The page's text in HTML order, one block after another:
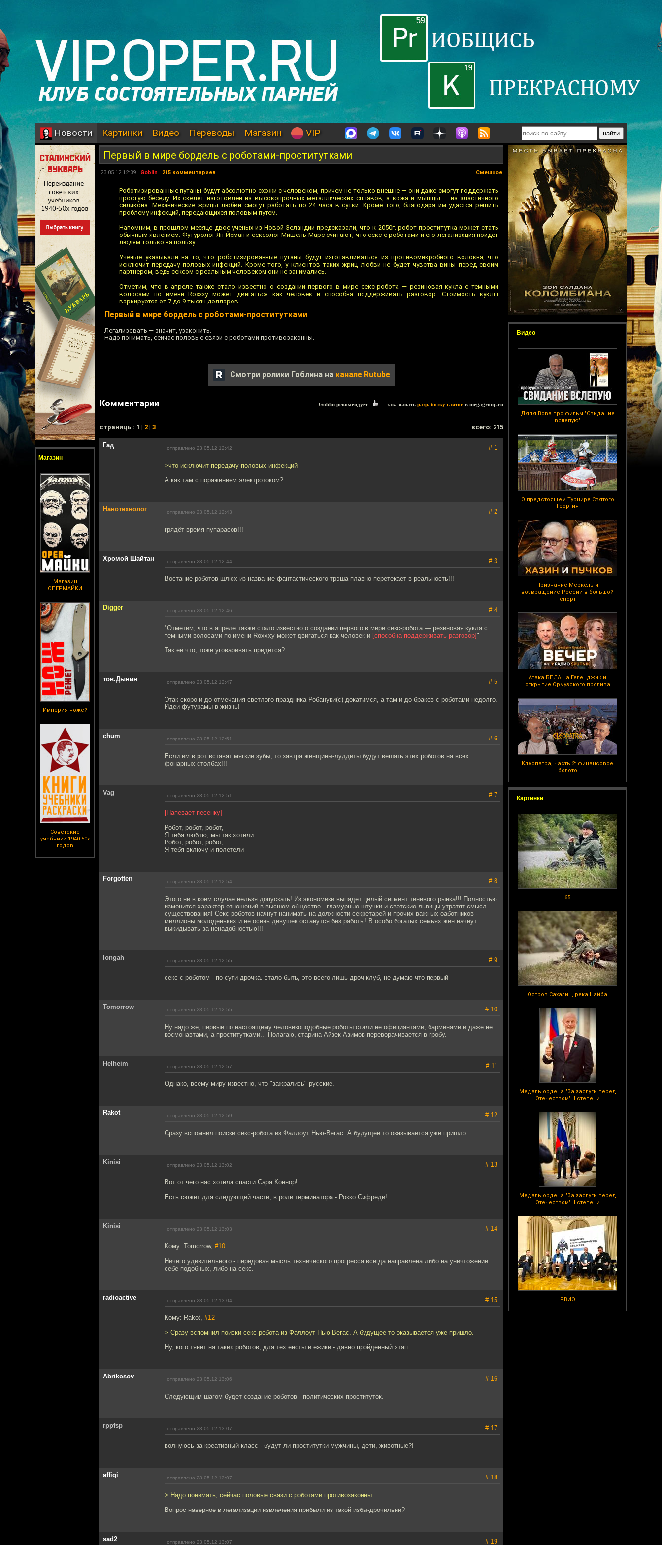
Новости Картинки Видео Переводы Магазин VIP
Магазин
Магазин
ОПЕРМАЙКИ
Империя ножей
Советские
учебники 1940-50х
годов
Видео
Дядя Вова про фильм "Свидание
вслепую"
О предстоящем Турнире Святого
Георгия
Признание Меркель и
возвращение России в большой
спорт
Атака БПЛА на Геленджик и
открытие Ормузского пролива
Клеопатра, часть 2: финансовое
болото
Картинки
65
Остров Сахалин, река Найба
Медаль ордена "За заслуги перед
Отечеством" II степени
Медаль ордена "За заслуги перед
Отечеством" II степени
РВИО
Первый в мире бордель с роботами-проститутками
23.05.12 12:39 | Goblin | 215 комментариев Смешное
Роботизированные путаны будут абсолютно схожи с человеком, причем не только внешне — они даже смогут поддержать
простую беседу. Их скелет изготовлен из высокопрочных металлических сплавов, а кожа и мышцы — из эластичного
силикона. Механические жрицы любви смогут работать по 24 часа в сутки. Кроме того, благодаря им удастся решить
проблему инфекций, передающихся половым путем.
Напомним, в прошлом месяце двое ученых из Новой Зеландии предсказали, что к 2050г. робот-проститутка может стать
обычным явлением. Футуролог Ян Йеман и сексолог Мишель Марс считают, что секс с роботами и его легализация пойдет
людям только на пользу.
Ученые указывали на то, что роботизированные путаны будут изготавливаться из противомикробного волокна, что
исключит передачу половых инфекций. Кроме того, у клиентов таких жриц любви не будет чувства вины перед своим
партнером, ведь сексом с реальным человеком они не занимались.
Отметим, что в апреле также стало известно о создании первого в мире секс-робота — резиновая кукла с темными
волосами по имени Roxxxy может двигаться как человек и способна поддерживать разговор. Стоимость куклы
варьируется от 7 до 9 тысяч долларов.
Первый в мире бордель с роботами-проститутками
Легализовать — значит, узаконить.
Надо понимать, сейчас половые связи с роботами противозаконны.
Смотри ролики Гоблина на канале Rutube
Комментарии Goblin рекомендует заказывать разработку сайтов в megagroup.ru
cтраницы: 1 | 2 | 3 всего: 215
Гад отправлено 23.05.12 12:42 # 1
>что исключит передачу половых инфекций
А как там с поражением электротоком?
Нанотехнолог отправлено 23.05.12 12:43 # 2
грядёт время пупарасов!!!
Хромой Шайтан отправлено 23.05.12 12:44 # 3
Востание роботов-шлюх из название фантастического трэша плавно перетекает в реальность!!!
Digger отправлено 23.05.12 12:46 # 4
"Отметим, что в апреле также стало известно о создании первого в мире секс-робота — резиновая кукла с
темными волосами по имени Roxxxy может двигаться как человек и [способна поддерживать разговор]"
Так её что, тоже уговаривать придётся?
тов.Дынин отправлено 23.05.12 12:47 # 5
Этак скоро и до отмечания светлого праздника Робануки(с) докатимся, а там и до браков с роботами недолго.
Идеи футурамы в жизнь!
chum отправлено 23.05.12 12:51 # 6
Если им в рот вставят мягкие зубы, то завтра женщины-луддиты будут вешать этих роботов на всех
фонарных столбах!!!
Vag отправлено 23.05.12 12:51 # 7
[Напевает песенку]
Робот, робот, робот,
Я тебя люблю, мы так хотели
Робот, робот, робот,
Я тебя включу и полетели
Forgotten отправлено 23.05.12 12:54 # 8
Этого ни в коем случае нельзя допускать! Из экономики выпадет целый сегмент теневого рынка!!! Полностью
изменится характер отношений в высшем обществе - гламурные штучки и светские львицы утратят смысл
существования! Секс-роботов начнут нанимать на должности секретарей и прочих важных оаботников -
миллионы молоденьких и не осень девушек останутся без работы! В особо богатых семьях жен начнут
выкидывать за ненадобностью!!!
longah отправлено 23.05.12 12:55 # 9
секс с роботом - по сути дрочка. стало быть, это всего лишь дроч-клуб, не думаю что первый
Tomorrow отправлено 23.05.12 12:55 # 10
Ну надо же, первые по настоящему человекоподобные роботы стали не официантами, барменами и даже не
космонавтами, а проститутками... Полагаю, старина Айзек Азимов переворачивается в гробу.
Helheim отправлено 23.05.12 12:57 # 11
Однако, всему миру известно, что "зажрались" русские.
Rakot отправлено 23.05.12 12:59 # 12
Сразу вспомнил поиски секс-робота из Фаллоут Нью-Вегас. А будущее то оказывается уже пришло.
Kinisi отправлено 23.05.12 13:02 # 13
Вот от чего нас хотела спасти Сара Коннор!
Есть сюжет для следующей части, в роли терминатора - Рокко Сифреди!
Kinisi отправлено 23.05.12 13:03 # 14
Кому: Tomorrow, #10
Ничего удивительного - передовая мысль технического прогресса всегда направлена либо на уничтожение
себе подобных, либо на секс.
radioactive отправлено 23.05.12 13:04 # 15
Кому: Rakot, #12
> Сразу вспомнил поиски секс-робота из Фаллоут Нью-Вегас. А будущее то оказывается уже пришло.
Ну, кого тянет на таких роботов, для тех еноты и ежики - давно пройденный этап.
Abrikosov отправлено 23.05.12 13:06 # 16
Следующим шагом будет создание роботов - политических проституток.
rppfsp отправлено 23.05.12 13:07 # 17
волнуюсь за креативный класс - будут ли проститутки мужчины, дети, животные?!
affigi отправлено 23.05.12 13:07 # 18
> Надо понимать, сейчас половые связи с роботами противозаконны.
Вопрос наверное в легализации извлечения прибыли из такой избы-дрочильни?
sad2 отправлено 23.05.12 13:07 # 19